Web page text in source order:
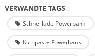
VERWANDTE TAGS :
Schnelllade-Powerbank
Kompakte Powerbank